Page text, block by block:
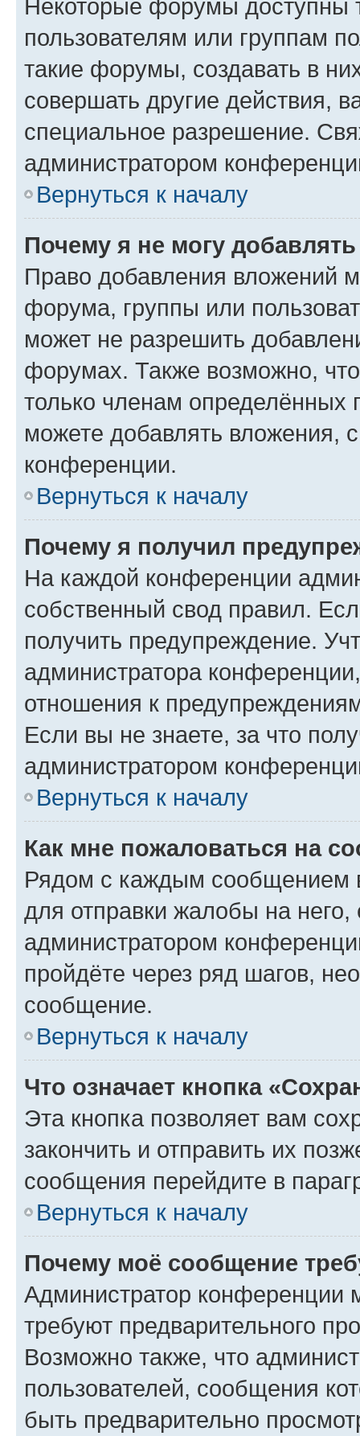
Некоторые форумы доступны
пользователям или группам
такие форумы, создавать в
совершать другие действия,
специальное разрешение.
администратором
Вернуться к началу
Почему я не могу
Право добавления вложений
форума, группы или
может не разрешить
форумах. Также возможно,
только членам определённых
можете добавлять вложения,
конференции.
Вернуться к началу
Почему я получил
На каждой конференции
собственный свод правил.
получить предупреждение.
администратора
отношения к
Если вы не знаете, за что
администратором
Вернуться к началу
Как мне пожаловаться на
Рядом с каждым сообщением
для отправки жалобы на
администратором
пройдёте через ряд шагов,
сообщение.
Вернуться к началу
Что означает кнопка
Эта кнопка позволяет вам
закончить и отправить их
сообщения перейдите в
Вернуться к началу
Почему моё сообщение
Администратор конференции
требуют предварительного
Возможно также, что
пользователей, сообщения
быть предварительно